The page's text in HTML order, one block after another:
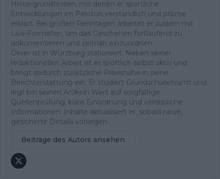
Hintergrundtexten, mit denen er sportliche
Entwicklungen im Peloton verständlich und präzise
erklärt. Bei großen Renntagen arbeitet er zudem mit
Live-Formaten, um das Geschehen fortlaufend zu
dokumentieren und zeitnah einzuordnen.
Oliver ist in Würzburg stationiert. Neben seiner
redaktionellen Arbeit ist er sportlich selbst aktiv und
bringt dadurch zusätzliche Praxisnähe in seine
Berichterstattung ein. Er studiert Grundschullehramt und
legt bei seinen Artikeln Wert auf sorgfältige
Quellenprüfung, klare Einordnung und verlässliche
Informationen. Inhalte aktualisiert er, sobald neue,
gesicherte Details vorliegen.
Beiträge des Autors ansehen